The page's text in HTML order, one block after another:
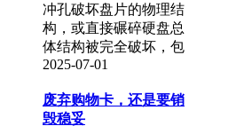
冲孔破坏盘片的物理结
构，或直接碾碎硬盘总
体结构被完全破坏，包
2025-07-01
废弃购物卡，还是要销
毁稳妥